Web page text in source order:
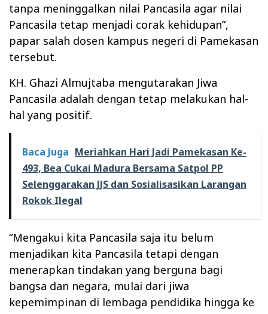
tanpa meninggalkan nilai Pancasila agar nilai
Pancasila tetap menjadi corak kehidupan”,
papar salah dosen kampus negeri di Pamekasan
tersebut.
KH. Ghazi Almujtaba mengutarakan Jiwa
Pancasila adalah dengan tetap melakukan hal-
hal yang positif.
Baca Juga Meriahkan Hari Jadi Pamekasan Ke-
493, Bea Cukai Madura Bersama Satpol PP
Selenggarakan JJS dan Sosialisasikan Larangan
Rokok Ilegal
“Mengakui kita Pancasila saja itu belum
menjadikan kita Pancasila tetapi dengan
menerapkan tindakan yang berguna bagi
bangsa dan negara, mulai dari jiwa
kepemimpinan di lembaga pendidika hingga ke